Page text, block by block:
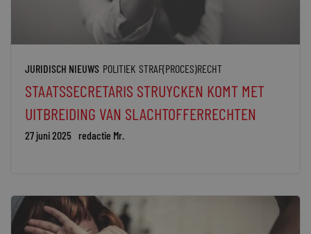
JURIDISCH NIEUWS POLITIEK STRAF(PROCES)RECHT
STAATSSECRETARIS STRUYCKEN KOMT MET
UITBREIDING VAN SLACHTOFFERRECHTEN
27 juni 2025 redactie Mr.